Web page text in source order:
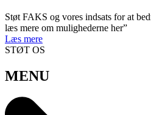
Støt FAKS og vores indsats for at
læs mere om mulighederne her”
Læs mere
STØT OS
MENU